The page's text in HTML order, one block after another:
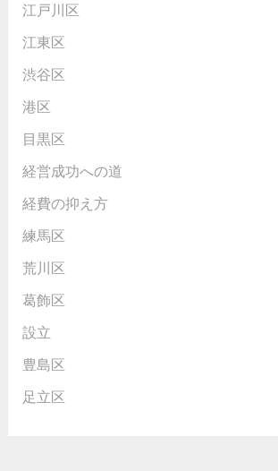
江戸川区
江東区
渋谷区
港区
目黒区
経営成功への道
経費の抑え方
練馬区
荒川区
葛飾区
設立
豊島区
足立区